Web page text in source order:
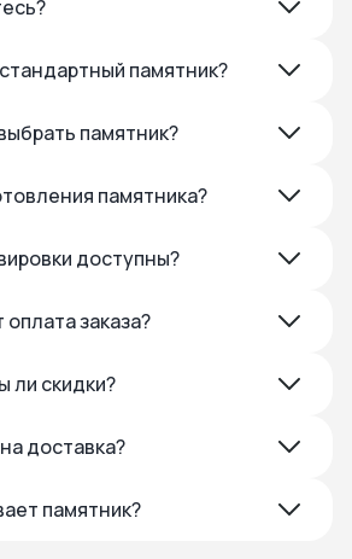
памятник?
памятник?
памятника?
доступны?
заказа?
ли скидки?
доставка?
памятник?